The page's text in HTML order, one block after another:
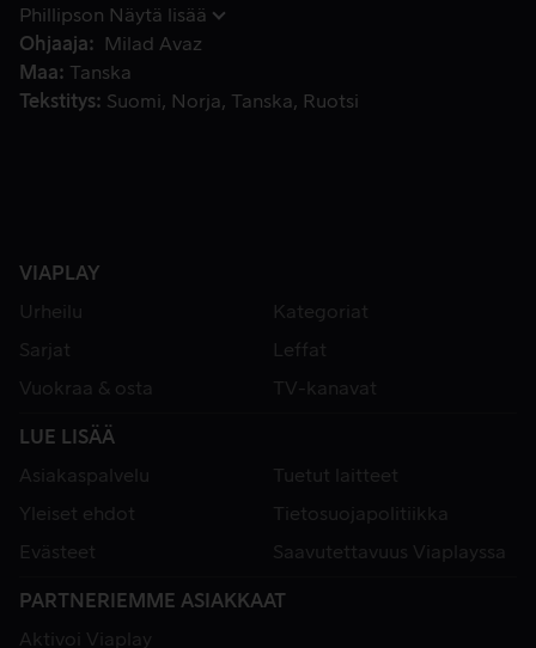
Phillipson Näytä lisää
Ohjaaja
Milad Avaz
Maa
Tanska
Tekstitys
Suomi Norja Tanska Ruotsi
VIAPLAY
Urheilu
Kategoriat
Sarjat
Leffat
Vuokraa & osta
TV-kanavat
LUE LISÄÄ
Asiakaspalvelu
Tuetut laitteet
Yleiset ehdot
Tietosuojapolitiikka
Evästeet
Saavutettavuus Viaplayssa
PARTNERIEMME ASIAKKAAT
Aktivoi Viaplay